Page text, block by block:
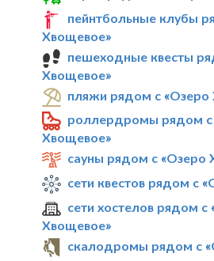
пейнтбольные клубы
Хвощевое»
пешеходные квесты
Хвощевое»
пляжи рядом с «Озеро
роллердромы рядом с
Хвощевое»
сауны рядом с «Озеро
сети квестов рядом с
сети хостелов рядом с
Хвощевое»
скалодромы рядом с